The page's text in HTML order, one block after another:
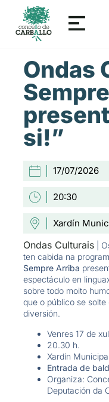
Ondas
si!”
17/07/2026
20:30
Xardín
Ondas Culturais|
ten cabida na
Sempre Arriba
espectáculo en
sobre todo moito
que o público se
diversión.
Venres 17 de
20.30 h.
Xardín Municipal
Entrada de
Organiza:
Deputación da